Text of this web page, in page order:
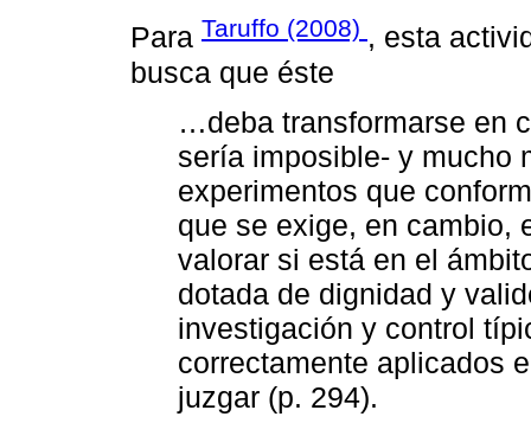
Para Taruffo (2008) , esta
busca que éste
…deba transformarse en
sería imposible- y mucho
experimentos que
que se exige, en cambio,
valorar si está en el
dotada de dignidad y
investigación y control
correctamente aplicados
juzgar (p. 294).